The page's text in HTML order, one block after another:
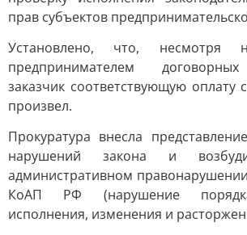
прав субъектов
Установлено, что, несмотря
предпринимателем договорных
заказчик соответствующую оплату
произвел.
Прокуратура внесла
нарушений закона и
административном
КоАП РФ (нарушение
исполнения, изменения и